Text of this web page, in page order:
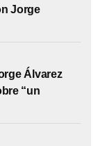
Jorge
Álvarez
“un